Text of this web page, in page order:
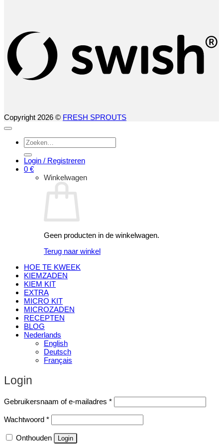
Copyright 2026 © FRESH SPROUTS
Zoeken
naar:
Login / Registreren
0 €
Winkelwagen
Geen producten in de winkelwagen.
Terug naar winkel
HOE TE KWEEK
KIEMZADEN
KIEM KIT
EXTRA
MICRO KIT
MICROZADEN
RECEPTEN
BLOG
Nederlands
English
Deutsch
Français
Login
Gebruikersnaam of e-mailadres *Vereist
Wachtwoord *Vereist
Onthouden Login